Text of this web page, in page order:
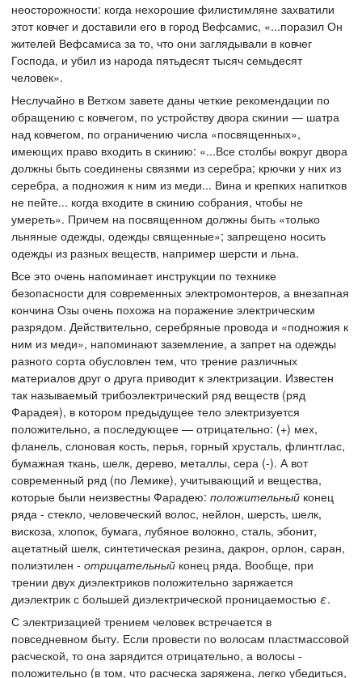
неосторожности: когда нехорошие филистимляне захватили
этот ковчег и доставили его в город Вефсамис, «...поразил Он
жителей Вефсамиса за то, что они заглядывали в ковчег
Господа, и убил из народа пятьдесят тысяч семьдесят
человек».
Неслучайно в Ветхом завете даны четкие рекомендации по
обращению с ковчегом, по устройству двора скинии — шатра
над ковчегом, по ограничению числа «посвященных»,
имеющих право входить в скинию: «...Все столбы вокруг двора
должны быть соединены связями из серебра; крючки у них из
серебра, а подножия к ним из меди... Вина и крепких напитков
не пейте... когда входите в скинию собрания, чтобы не
умереть». Причем на посвященном должны быть «только
льняные одежды, одежды священные»; запрещено носить
одежды из разных веществ, например шерсти и льна.
Все это очень напоминает инструкции по технике
безопасности для современных электромонтеров, а внезапная
кончина Озы очень похожа на поражение электрическим
разрядом. Действительно, серебряные провода и «подножия к
ним из меди», напоминают заземление, а запрет на одежды
разного сорта обусловлен тем, что трение различных
материалов друг о друга приводит к электризации. Известен
так называемый трибоэлектрический ряд веществ (ряд
Фарадея), в котором предыдущее тело электризуется
положительно, а последующее — отрицательно: (+) мех,
фланель, слоновая кость, перья, горный хрусталь, флинтглас,
бумажная ткань, шелк, дерево, металлы, сера (-). А вот
современный ряд (по Лемике), учитывающий и вещества,
которые были неизвестны Фарадею: положительный конец
ряда - стекло, человеческий волос, нейлон, шерсть, шелк,
вискоза, хлопок, бумага, лубяное волокно, сталь, эбонит,
ацетатный шелк, синтетическая резина, дакрон, орлон, саран,
полиэтилен - отрицательный конец ряда. Вообще, при
трении двух диэлектриков положительно заряжается
диэлектрик с большей диэлектрической проницаемостью ε.
С электризацией трением человек встречается в
повседневном быту. Если провести по волосам пластмассовой
расческой, то она зарядится отрицательно, а волосы -
положительно (в том, что расческа заряжена, легко убедиться,